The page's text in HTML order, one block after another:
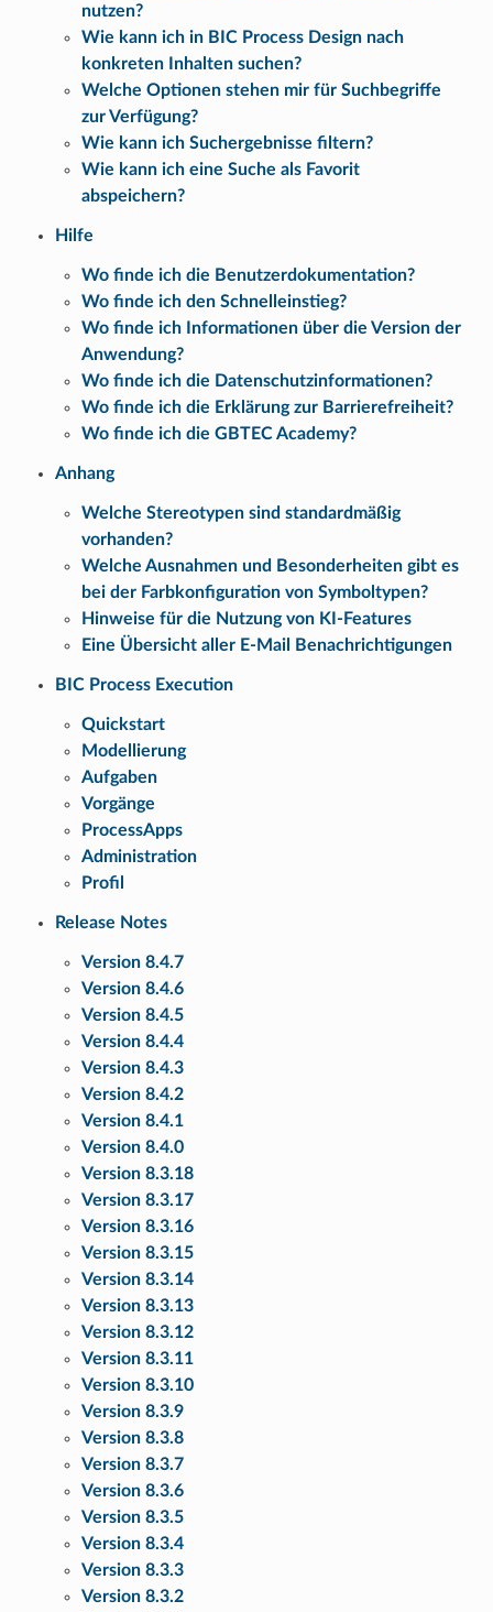
nutzen?
Wie kann ich in BIC Process Design nach
konkreten Inhalten suchen?
Welche Optionen stehen mir für Suchbegriffe
zur Verfügung?
Wie kann ich Suchergebnisse filtern?
Wie kann ich eine Suche als Favorit
abspeichern?
Hilfe
Wo finde ich die Benutzerdokumentation?
Wo finde ich den Schnelleinstieg?
Wo finde ich Informationen über die Version der
Anwendung?
Wo finde ich die Datenschutzinformationen?
Wo finde ich die Erklärung zur Barrierefreiheit?
Wo finde ich die GBTEC Academy?
Anhang
Welche Stereotypen sind standardmäßig
vorhanden?
Welche Ausnahmen und Besonderheiten gibt es
bei der Farbkonfiguration von Symboltypen?
Hinweise für die Nutzung von KI-Features
Eine Übersicht aller E-Mail Benachrichtigungen
BIC Process Execution
Quickstart
Modellierung
Aufgaben
Vorgänge
ProcessApps
Administration
Profil
Release Notes
Version 8.4.7
Version 8.4.6
Version 8.4.5
Version 8.4.4
Version 8.4.3
Version 8.4.2
Version 8.4.1
Version 8.4.0
Version 8.3.18
Version 8.3.17
Version 8.3.16
Version 8.3.15
Version 8.3.14
Version 8.3.13
Version 8.3.12
Version 8.3.11
Version 8.3.10
Version 8.3.9
Version 8.3.8
Version 8.3.7
Version 8.3.6
Version 8.3.5
Version 8.3.4
Version 8.3.3
Version 8.3.2